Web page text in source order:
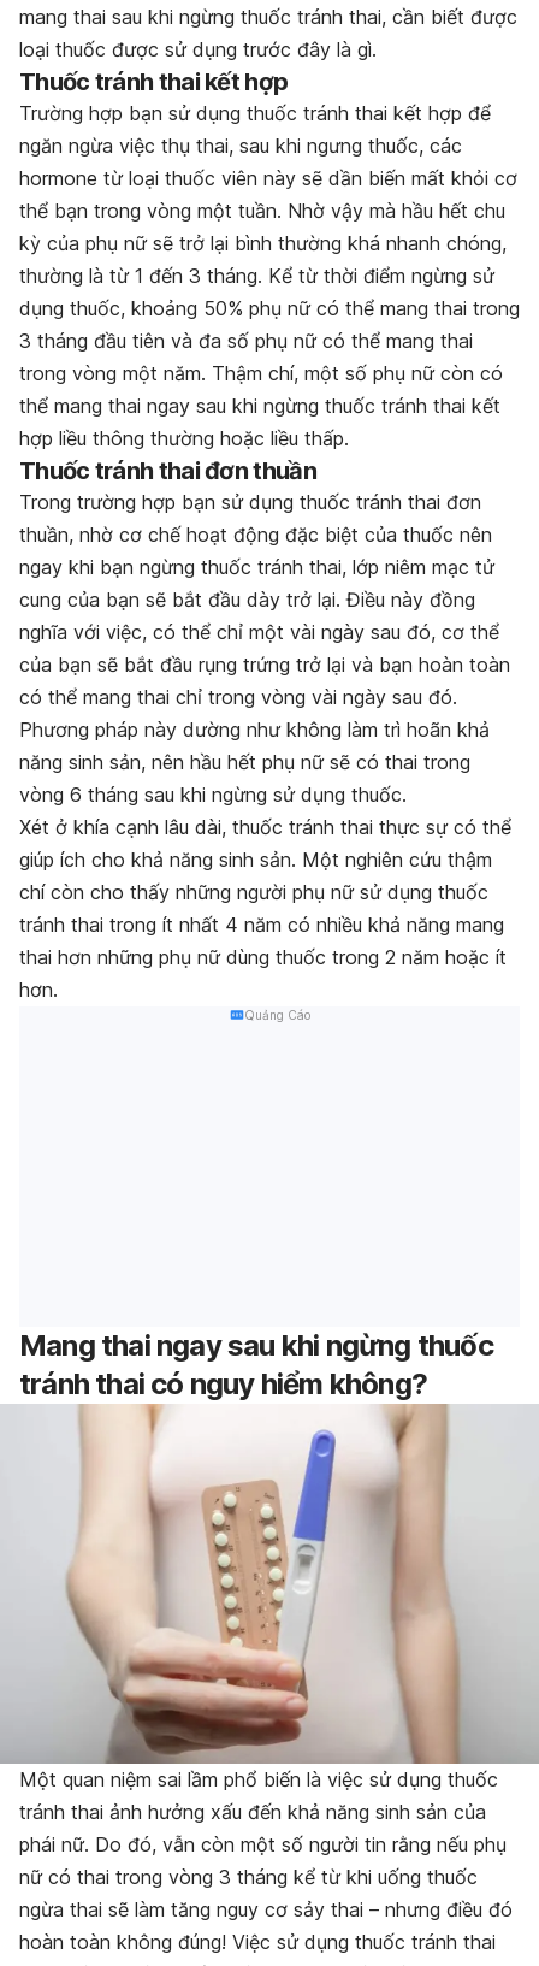
mang thai sau khi ngừng thuốc tránh thai, cần biết được
loại thuốc được sử dụng trước đây là gì.
Thuốc tránh thai kết hợp
Trường hợp bạn sử dụng thuốc tránh thai kết hợp để
ngăn ngừa việc thụ thai, sau khi ngưng thuốc, các
hormone từ loại thuốc viên này sẽ dần biến mất khỏi cơ
thể bạn trong vòng một tuần. Nhờ vậy mà hầu hết chu
kỳ của phụ nữ sẽ trở lại bình thường khá nhanh chóng,
thường là từ 1 đến 3 tháng. Kể từ thời điểm ngừng sử
dụng thuốc, khoảng 50% phụ nữ có thể mang thai trong
3 tháng đầu tiên và đa số phụ nữ có thể mang thai
trong vòng một năm. Thậm chí, một số phụ nữ còn có
thể mang thai ngay sau khi ngừng thuốc tránh thai kết
hợp liều thông thường hoặc liều thấp.
Thuốc tránh thai đơn thuần
Trong trường hợp bạn sử dụng thuốc tránh thai đơn
thuần, nhờ cơ chế hoạt động đặc biệt của thuốc nên
ngay khi bạn ngừng thuốc tránh thai, lớp niêm mạc tử
cung của bạn sẽ bắt đầu dày trở lại. Điều này đồng
nghĩa với việc, có thể chỉ một vài ngày sau đó, cơ thể
của bạn sẽ bắt đầu rụng trứng trở lại và bạn hoàn toàn
có thể mang thai chỉ trong vòng vài ngày sau đó.
Phương pháp này dường như không làm trì hoãn khả
năng sinh sản, nên hầu hết phụ nữ sẽ có thai trong
vòng 6 tháng sau khi ngừng sử dụng thuốc.
Xét ở khía cạnh lâu dài, thuốc tránh thai thực sự có thể
giúp ích cho khả năng sinh sản. Một nghiên cứu thậm
chí còn cho thấy những người phụ nữ sử dụng thuốc
tránh thai trong ít nhất 4 năm có nhiều khả năng mang
thai hơn những phụ nữ dùng thuốc trong 2 năm hoặc ít
hơn.
Quảng Cáo
Mang thai ngay sau khi ngừng thuốc
tránh thai có nguy hiểm không?
Một quan niệm sai lầm phổ biến là việc sử dụng thuốc
tránh thai ảnh hưởng xấu đến khả năng sinh sản của
phái nữ. Do đó, vẫn còn một số người tin rằng nếu phụ
nữ có thai trong vòng 3 tháng kể từ khi uống thuốc
ngừa thai sẽ làm tăng nguy cơ sảy thai – nhưng điều đó
hoàn toàn không đúng! Việc sử dụng thuốc tránh thai